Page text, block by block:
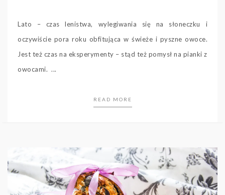
Lato – czas lenistwa, wylegiwania się na słoneczku i
oczywiście pora roku obfitująca w świeże i pyszne owoce.
Jest też czas na eksperymenty – stąd też pomysł na pianki z
owocami. ...
READ MORE